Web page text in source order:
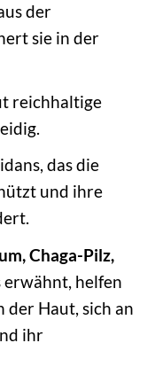
der
sie in der
reichhaltige
das die
und ihre
Chaga-Pilz,
helfen
der Haut, sich an
ihr